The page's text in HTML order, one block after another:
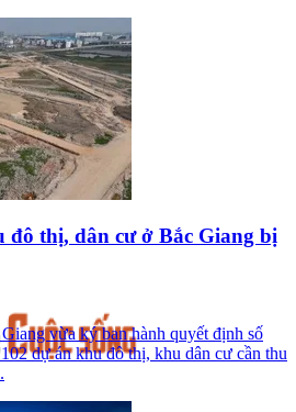
đô thị, dân cư ở Bắc Giang bị
vừa ký ban hành quyết định số
dự án khu đô thị, khu dân cư cần thu